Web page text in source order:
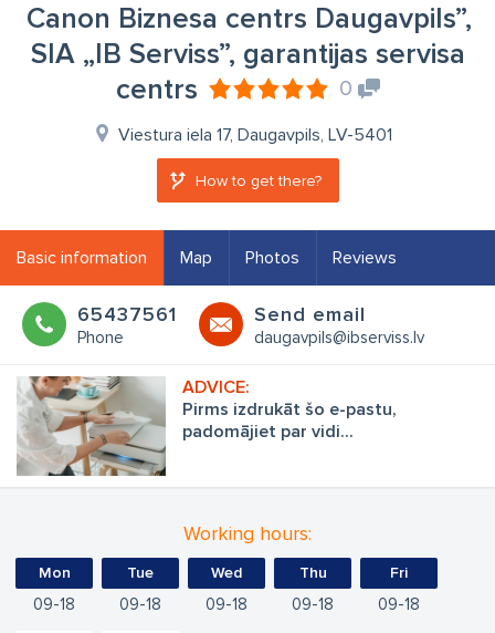
Canon Biznesa centrs Daugavpils”,
SIA „IB Serviss”, garantijas servisa
centrs
0
Viestura iela 17, Daugavpils, LV-5401
How to get there?
Basic information Map Photos Reviews
65437561
Phone
Send email
daugavpils@ibserviss.lv
Pirms izdrukāt šo e-pastu,
padomājiet par vidi...
Working hours:
Mon
09 18
Tue
09 18
Wed
09 18
Thu
09 18
Fri
09 18